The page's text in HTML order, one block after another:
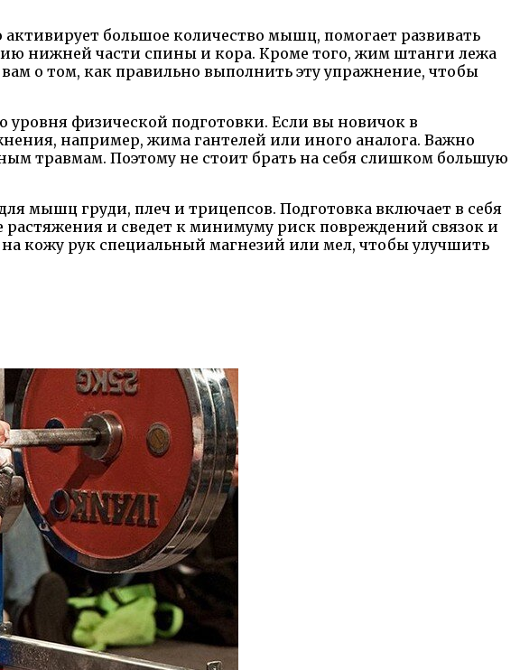
большое количество мышц, помогает развивать
нижней части спины и кора. Кроме того, жим штанги лежа
о том, как правильно выполнить эту упражнение, чтобы
физической подготовки. Если вы новичок в
например, жима гантелей или иного аналога. Важно
травмам. Поэтому не стоит брать на себя слишком большую
мышц груди, плеч и трицепсов. Подготовка включает в себя
и сведет к минимуму риск повреждений связок и
кожу рук специальный магнезий или мел, чтобы улучшить